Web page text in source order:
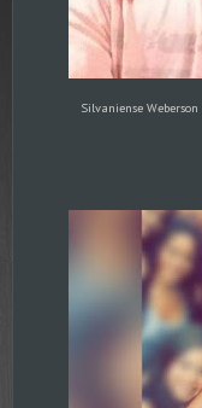
Silvaniense